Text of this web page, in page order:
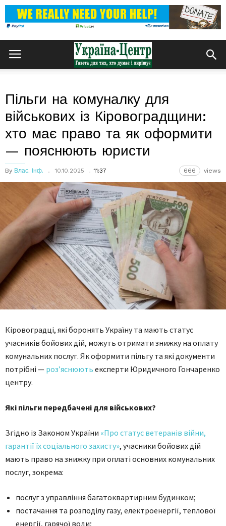
Пільги на комуналку для
військових із Кіровоградщини:
хто має право та як оформити
— пояснюють юристи
By Влас. інф. 10.10.2025 11:37 666 views
Кіровоградці, які боронять Україну та мають статус
учасників бойових дій, можуть отримати знижку на оплату
комунальних послуг. Як оформити пільгу та які документи
потрібні — роз’яснюють експерти Юридичного Гончаренко
центру.
Які пільги передбачені для військових?
Згідно із Законом України «Про статус ветеранів війни,
гарантії їх соціального захисту», учасники бойових дій
мають право на знижку при оплаті основних комунальних
послуг, зокрема:
послуг з управління багатоквартирним будинком;
постачання та розподілу газу, електроенергії, теплової
енергії, гарячої води;